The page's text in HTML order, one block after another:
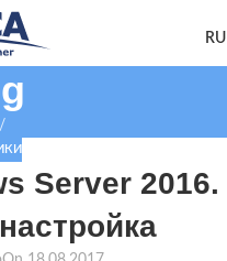
/
Server 2016.